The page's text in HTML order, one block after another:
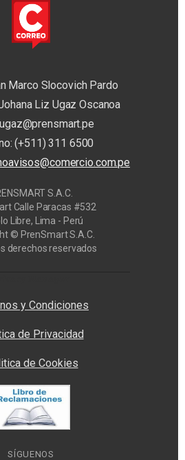
Marco Slocovich Pardo
Liz Ugaz Oscanoa
(+511) 311 6500
S.A.C.
Calle Paracas #532
Libre, Lima - Perú
© PrenSmart S.A.C.
derechos reservados
y Condiciones
de Privacidad
de Cookies
SÍGUENOS